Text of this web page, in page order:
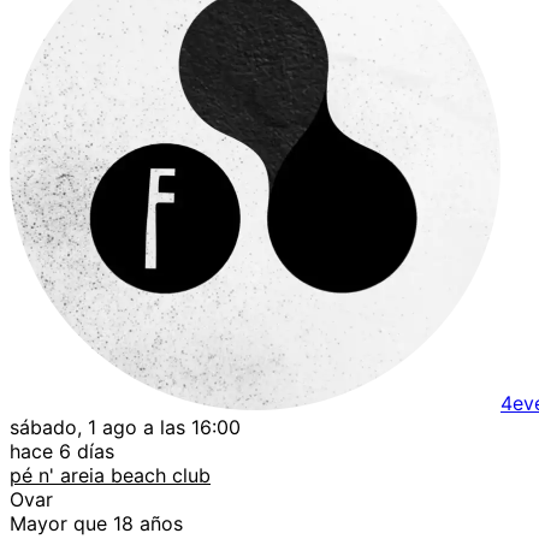
sábado, 1 ago a las 16:00
hace 6 días
pé n' areia beach club
Ovar
Mayor que 18 años